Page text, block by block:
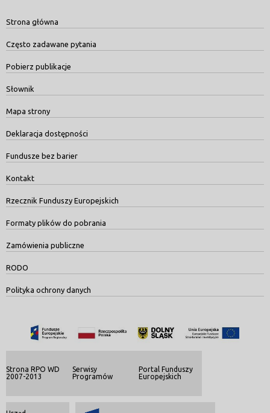
Strona główna
Często zadawane pytania
Pobierz publikacje
Słownik
Mapa strony
Deklaracja dostępności
Fundusze bez barier
Kontakt
Rzecznik Funduszy Europejskich
Formaty plików do pobrania
Zamówienia publiczne
RODO
Polityka ochrony danych
Strona RPO WD
2007-2013
Serwisy
Programów
Portal Funduszy
Europejskich